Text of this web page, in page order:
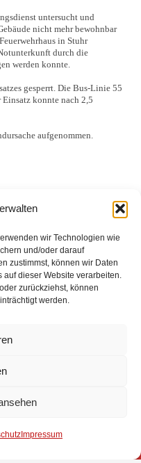
wir Technologien wie
und/oder darauf
zustimmst, können wir Daten
dieser Website verarbeiten.
zurückziehst, können
werden.
Impressum
untersucht und
nicht mehr bewohnbar
in Stuhr
durch die
werden konnte.
gesperrt. Die Bus-Linie 55
Einsatz konnte nach 2,5
aufgenommen.
+++ Polizei +++